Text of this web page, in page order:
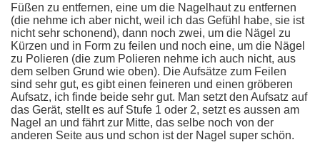
Füßen zu entfernen, eine um die Nagelhaut zu entfernen
(die nehme ich aber nicht, weil ich das Gefühl habe, sie ist
nicht sehr schonend), dann noch zwei, um die Nägel zu
Kürzen und in Form zu feilen und noch eine, um die Nägel
zu Polieren (die zum Polieren nehme ich auch nicht, aus
dem selben Grund wie oben). Die Aufsätze zum Feilen
sind sehr gut, es gibt einen feineren und einen gröberen
Aufsatz, ich finde beide sehr gut. Man setzt den Aufsatz auf
das Gerät, stellt es auf Stufe 1 oder 2, setzt es aussen am
Nagel an und fährt zur Mitte, das selbe noch von der
anderen Seite aus und schon ist der Nagel super schön.